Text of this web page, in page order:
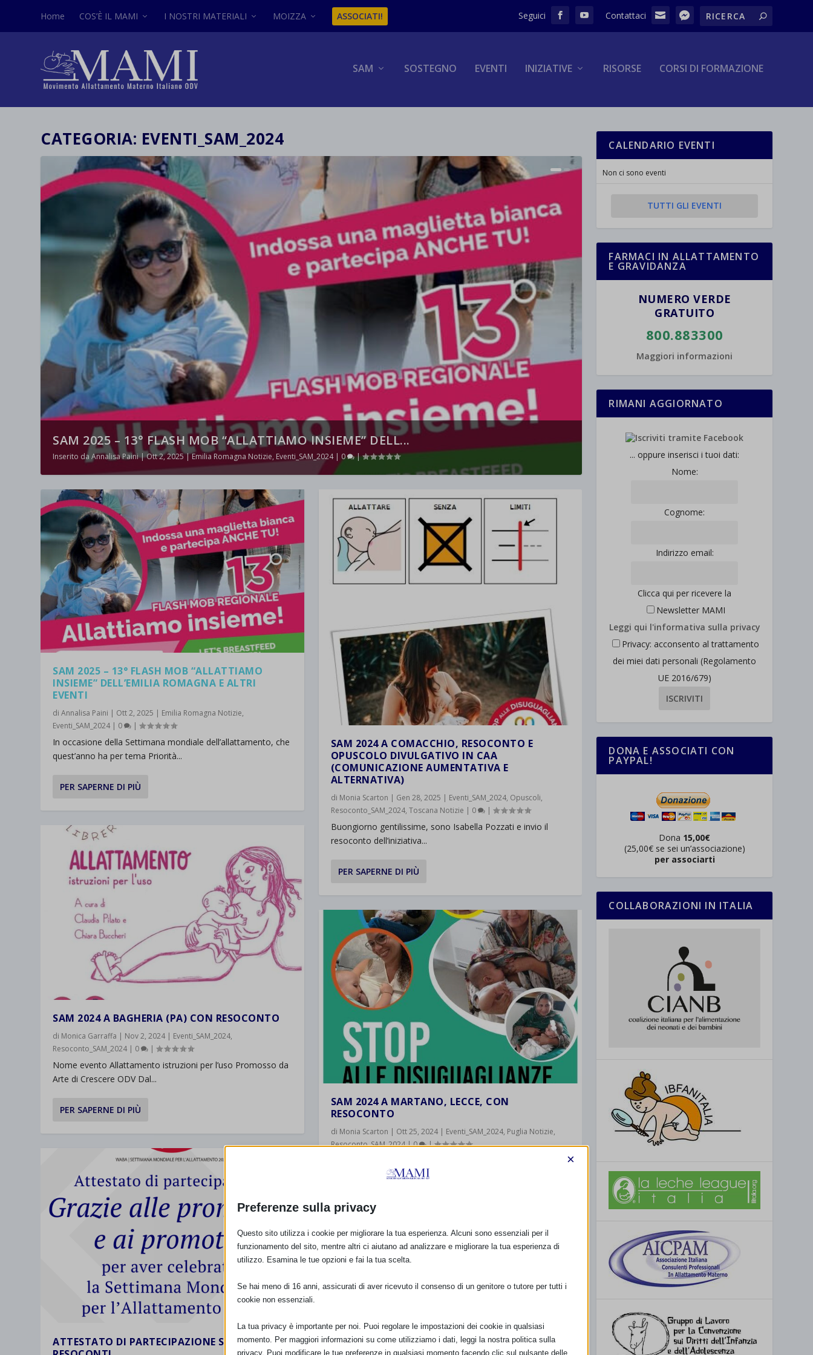
Home COS’È IL MAMI I NOSTRI MATERIALI MOIZZA ASSOCIATI!
SAM SOSTEGNO EVENTI INIZIATIVE RISORSE CORSI DI FORMAZIONE
CATEGORIA: EVENTI_SAM_2024
SAM 2025 – 13° FLASH MOB “ALLATTIAMO INSIEME” DELL...
Inserito daAnnalisa Paini|Ott 2, 2025|Emilia Romagna Notizie, Eventi_SAM_2024| 0 |
SAM 2024 – 12° FLASH MOB “ALLATTIAMO INSIEME” DELL...
Eventi_SAM_2024|0 |
SAM 2025 – 13° FLASH MOB “ALLATTIAMO
INSIEME” DELL’EMILIA ROMAGNA E ALTRI
EVENTI
diAnnalisa Paini | Ott 2, 2025 | Emilia Romagna Notizie,
Eventi_SAM_2024 | 0 |
In occasione della Settimana mondiale dell’allattamento, che
quest’anno ha per tema Priorità...
PER SAPERNE DI PIÙ
SAM 2024 A BAGHERIA (PA) CON RESOCONTO
di Monica Garraffa | Nov 2, 2024 | Eventi_SAM_2024,
Resoconto_SAM_2024 | 0 |
Nome evento Allattamento istruzioni per l’uso Promosso da
Arte di Crescere ODV Dal...
PER SAPERNE DI PIÙ
ATTESTATO DI PARTECIPAZIONE SAM 2024 E
SAM 2024 A COMACCHIO, RESOCONTO E
OPUSCOLO DIVULGATIVO IN CAA
(COMUNICAZIONE AUMENTATIVA E
ALTERNATIVA)
di Monia Scarton | Gen 28, 2025 | Eventi_SAM_2024, Opuscoli,
Resoconto_SAM_2024, Toscana Notizie | 0 |
Buongiorno gentilissime, sono Isabella Pozzati e invio il
resoconto dell’iniziativa...
PER SAPERNE DI PIÙ
SAM 2024 A MARTANO, LECCE, CON
RESOCONTO
di Monia Scarton | Ott 25, 2024| Eventi_SAM_2024, Puglia Notizie,
Resoconto_SAM_2024|0 |
nelle comunità Promosso da ASL Lecce....
PER SAPERNE DI PIÙ
SAM 2024 A ASTI
Asl At dal 9 al 15 Ottobre Flash Mob Conferenza
Mercoledì 9 ottobre punto informativo presso il mercato di
Asti Piazza del Palio sul tema...
CALENDARIO EVENTI
Non ci sono eventi
TUTTI GLI EVENTI
FARMACI IN ALLATTAMENTO
E GRAVIDANZA
NUMERO VERDE
GRATUITO
800.883300
Maggiori informazioni
RIMANI AGGIORNATO
... oppure inserisci i tuoi dati:
Nome:
Cognome:
Indirizzo email:
Clicca qui per ricevere la
Newsletter MAMI
Leggi qui l'informativa sulla privacy
Privacy: acconsento al trattamento
dei miei dati personali (Regolamento
UE 2016/679)
DONA E ASSOCIATI CON
PAYPAL!
Dona 15,00€
(25,00€ se sei un’associazione)
per associarti
COLLABORAZIONI IN ITALIA
Preferenze sulla privacy
×
Questo sito utilizza i cookie per migliorare la tua esperienza. Alcuni sono essenziali per il
funzionamento del sito, mentre altri ci aiutano ad analizzare e migliorare la tua esperienza di
utilizzo. Esamina le tue opzioni e fai la tua scelta.
Se hai meno di 16 anni, assicurati di aver ricevuto il consenso di un genitore o tutore per tutti i
cookie non essenziali.
La tua privacy è importante per noi. Puoi regolare le impostazioni dei cookie in qualsiasi
momento. Per maggiori informazioni su come utilizziamo i dati, leggi la nostra politica sulla
privacy. Puoi modificare le tue preferenze in qualsiasi momento facendo clic sul pulsante delle